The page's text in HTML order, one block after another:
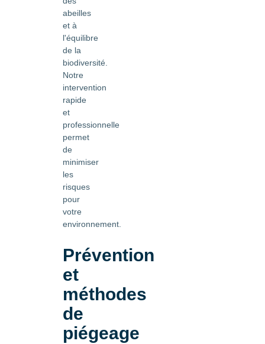
abeilles
et à
l'équilibre
de la
biodiversité.
Notre
intervention
rapide
et
professionnelle
permet
de
minimiser
les
risques
pour
votre
environnement.
Prévention
et
méthodes
de
piégeage